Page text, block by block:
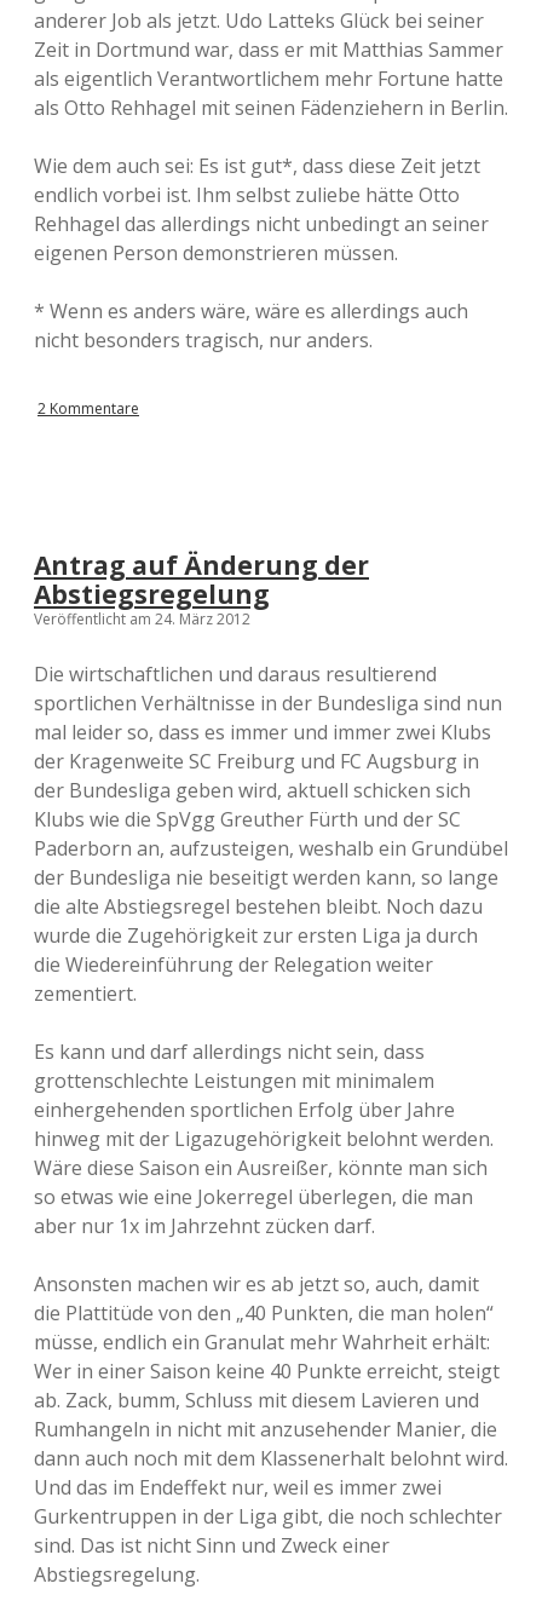
anderer Job als jetzt. Udo Latteks Glück bei seiner
Zeit in Dortmund war, dass er mit Matthias Sammer
als eigentlich Verantwortlichem mehr Fortune hatte
als Otto Rehhagel mit seinen Fädenziehern in Berlin.
Wie dem auch sei: Es ist gut*, dass diese Zeit jetzt
endlich vorbei ist. Ihm selbst zuliebe hätte Otto
Rehhagel das allerdings nicht unbedingt an seiner
eigenen Person demonstrieren müssen.
* Wenn es anders wäre, wäre es allerdings auch
nicht besonders tragisch, nur anders.
2 Kommentare
Antrag auf Änderung der
Abstiegsregelung
Veröffentlicht am 24. März 2012
Die wirtschaftlichen und daraus resultierend
sportlichen Verhältnisse in der Bundesliga sind nun
mal leider so, dass es immer und immer zwei Klubs
der Kragenweite SC Freiburg und FC Augsburg in
der Bundesliga geben wird, aktuell schicken sich
Klubs wie die SpVgg Greuther Fürth und der SC
Paderborn an, aufzusteigen, weshalb ein Grundübel
der Bundesliga nie beseitigt werden kann, so lange
die alte Abstiegsregel bestehen bleibt. Noch dazu
wurde die Zugehörigkeit zur ersten Liga ja durch
die Wiedereinführung der Relegation weiter
zementiert.
Es kann und darf allerdings nicht sein, dass
grottenschlechte Leistungen mit minimalem
einhergehenden sportlichen Erfolg über Jahre
hinweg mit der Ligazugehörigkeit belohnt werden.
Wäre diese Saison ein Ausreißer, könnte man sich
so etwas wie eine Jokerregel überlegen, die man
aber nur 1x im Jahrzehnt zücken darf.
Ansonsten machen wir es ab jetzt so, auch, damit
die Plattitüde von den „40 Punkten, die man holen“
müsse, endlich ein Granulat mehr Wahrheit erhält:
Wer in einer Saison keine 40 Punkte erreicht, steigt
ab. Zack, bumm, Schluss mit diesem Lavieren und
Rumhangeln in nicht mit anzusehender Manier, die
dann auch noch mit dem Klassenerhalt belohnt wird.
Und das im Endeffekt nur, weil es immer zwei
Gurkentruppen in der Liga gibt, die noch schlechter
sind. Das ist nicht Sinn und Zweck einer
Abstiegsregelung.